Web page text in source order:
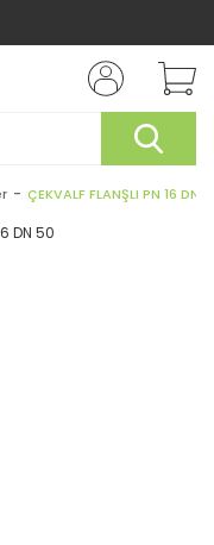
ÇEKVALF FLANŞLI PN 16 DN